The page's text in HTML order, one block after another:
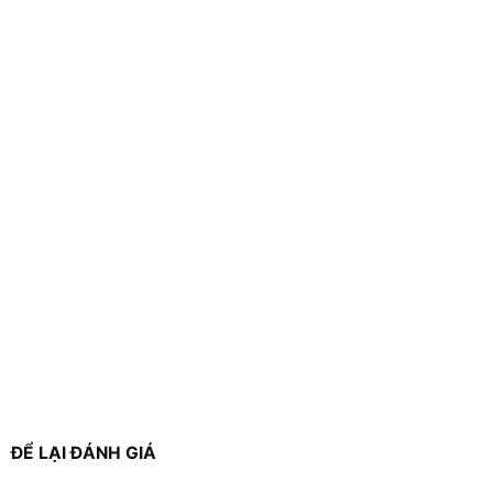
ĐỂ LẠI ĐÁNH GIÁ